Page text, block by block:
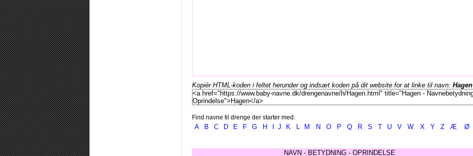
Kopiér HTML-koden i feltet herunder og indsæt koden på dit website for at linke til navn: Hagen
Find navne til drenge der starter med:
A B C D E F G H J K L M N O P Q R S T U V W X Y Z Æ Ø
NAVN - BETYDNING - OPRINDELSE